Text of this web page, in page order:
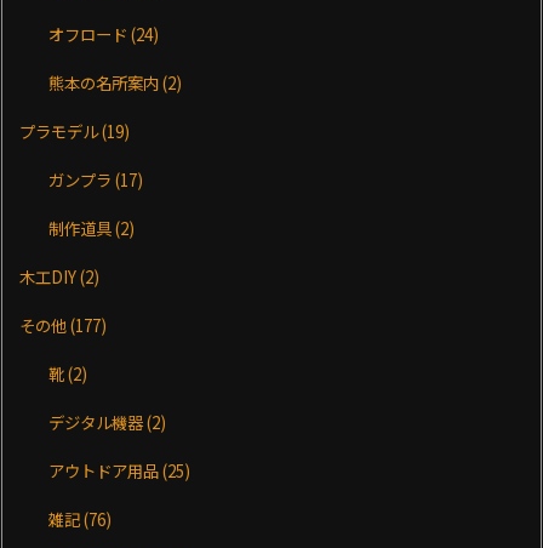
オフロード(24)
熊本の名所案内(2)
プラモデル(19)
ガンプラ(17)
制作道具(2)
木工DIY(2)
その他(177)
靴(2)
デジタル機器(2)
アウトドア用品(25)
雑記(76)